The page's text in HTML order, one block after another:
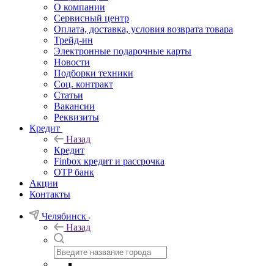
О компании
Сервисный центр
Оплата, доставка, условия возврата товара
Трейд-ин
Электронные подарочные карты
Новости
Подборки техники
Соц. контракт
Статьи
Вакансии
Реквизиты
Кредит
Назад
Кредит
Finbox кредит и рассрочка
OTP банк
Акции
Контакты
Челябинск
Назад